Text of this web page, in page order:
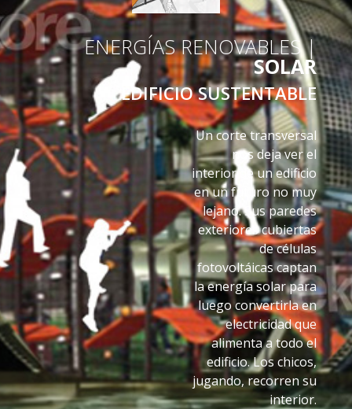
ENERGÍAS RENOVABLES |
SOLAR
EDIFICIO SUSTENTABLE
Un corte transversal
nos deja ver el
interior de un edificio
en un futuro no muy
lejano. Sus paredes
exteriores cubiertas
de células
fotovoltáicas captan
la energía solar para
luego convertirla en
electricidad que
alimenta a todo el
edificio. Los chicos,
jugando, recorren su
interior.